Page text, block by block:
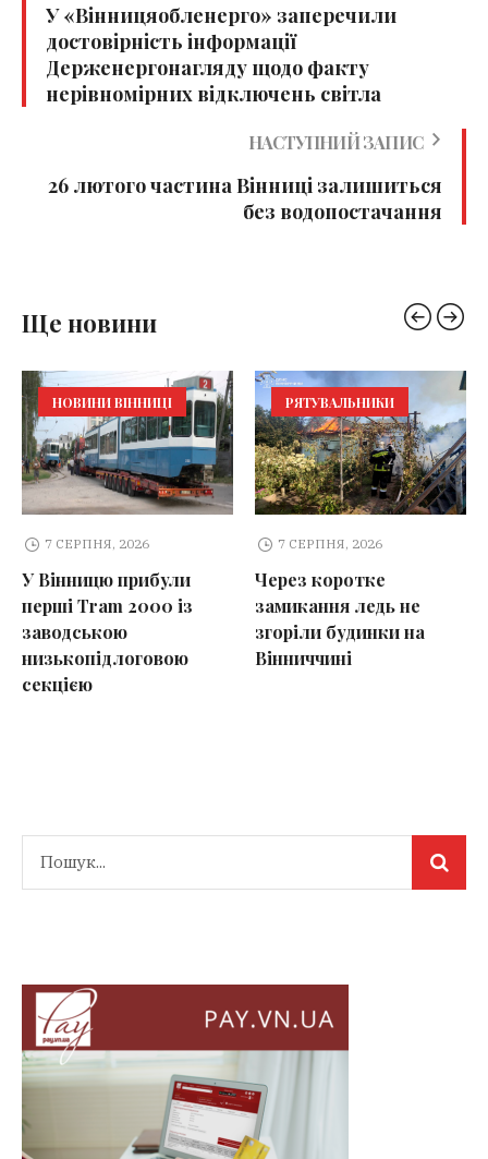
У «Вінницяобленерго» заперечили
достовірність інформації
Держенергонагляду щодо факту
нерівномірних відключень світла
НАСТУПНИЙ ЗАПИС
26 лютого частина Вінниці залишиться
без водопостачання
Ще новини
НОВИНИ ВІННИЦІ
7 СЕРПНЯ, 2026
У Вінницю прибули
перші Tram 2000 із
заводською
низькопідлоговою
секцією
РЯТУВАЛЬНИКИ
7 СЕРПНЯ, 2026
Через коротке
замикання ледь не
згоріли будинки на
Вінниччині